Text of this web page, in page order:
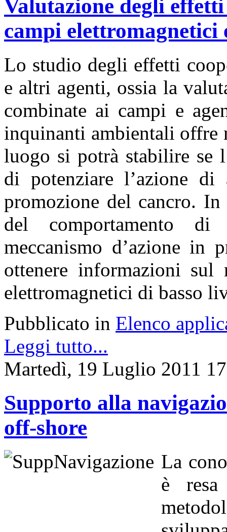
Valutazione degli
campi
Lo studio degli effetti
e altri agenti, ossia la
combinate ai campi e
inquinanti ambientali
luogo si potrà stabilire se
di potenziare l’azione di
promozione del cancro.
del comportamento
meccanismo d’azione in
ottenere informazioni sul
elettromagnetici di basso
Pubblicato in Elenco
Leggi tutto...
Martedì, 19 Luglio 2011
Supporto alla
off-shore
La
è resa